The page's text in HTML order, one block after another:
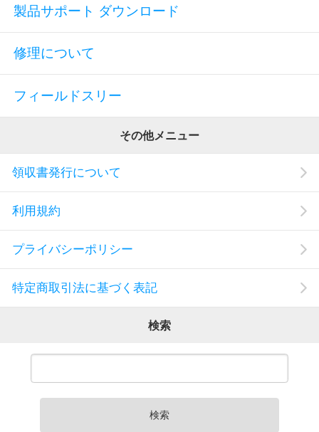
製品サポート ダウンロード
修理について
フィールドスリー
その他メニュー
領収書発行について
利用規約
プライバシーポリシー
特定商取引法に基づく表記
検索
検索